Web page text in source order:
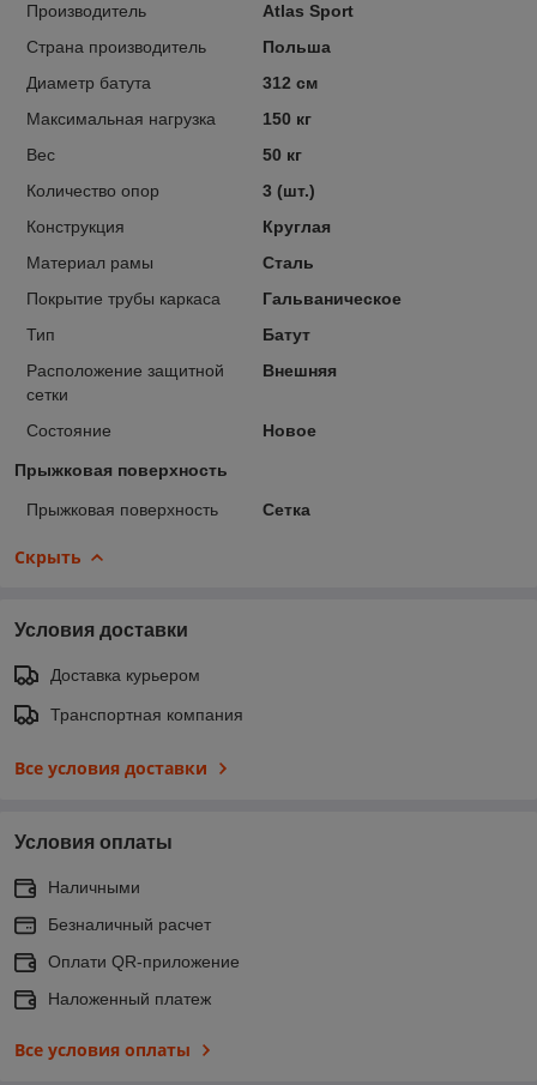
Производитель
Atlas Sport
Страна производитель
Польша
Диаметр батута
312 см
Максимальная нагрузка
150 кг
Вес
50 кг
Количество опор
3 (шт.)
Конструкция
Круглая
Материал рамы
Сталь
Покрытие трубы каркаса
Гальваническое
Тип
Батут
Расположение защитной
сетки
Внешняя
Состояние Новое
Прыжковая поверхность
Прыжковая поверхность Сетка
Скрыть
Условия доставки
Доставка курьером
Транспортная компания
Все условия доставки
Условия оплаты
Наличными
Безналичный расчет
Оплати QR-приложение
Наложенный платеж
Все условия оплаты